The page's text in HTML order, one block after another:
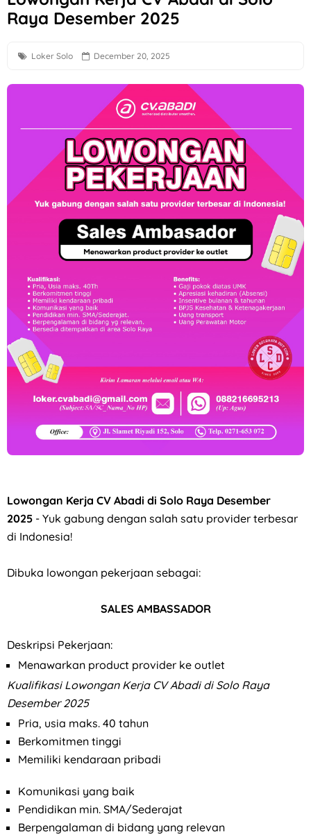
PT Sakti Pangan Perkasa Karanganyar Hiring Staff R&D,
Loker Solo Raya Finance Administrator, Bagian Umum, dll
Loker Pabrik Sukoharjo Terbaru di CV Bunga Bakung Plastik
Loker Marketing SPV, Sales Retention Officer, Sales
Loker Next Resources Partner Sukoharjo dan Sekitarnya
Lowongan Kerja Sales Semarang di Aura Praba Pro
Loker Solo Sales Grandmax dan Sales Taking Order di PT
Loker Perusahaan Kontraktor di Semarang Bulan Agustus
Kantor JITU/PONO di Solo Hiring Driver Pribadi
Loker Staff Accounting, Operator Rafia, dll di PT Langgeng
Loker Agustus 2026 di Astra Daihatsu Klaten & Solo
Raya Desember 2025
Loker Solo December 20, 2025
Lowongan Kerja CV Abadi di Solo Raya Desember
2025 - Yuk gabung dengan salah satu provider terbesar
di Indonesia!
Dibuka lowongan pekerjaan sebagai:
SALES AMBASSADOR
Deskripsi Pekerjaan:
Menawarkan product provider ke outlet
Kualifikasi Lowongan Kerja CV Abadi di Solo Raya
Desember 2025
Pria, usia maks. 40 tahun
Berkomitmen tinggi
Memiliki kendaraan pribadi
Komunikasi yang baik
Pendidikan min. SMA/Sederajat
Berpengalaman di bidang yang relevan